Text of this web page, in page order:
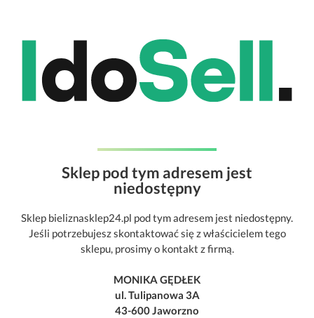
Sklep pod tym adresem jest
niedostępny
Sklep bieliznasklep24.pl pod tym adresem jest niedostępny.
Jeśli potrzebujesz skontaktować się z właścicielem tego
sklepu, prosimy o kontakt z firmą.
MONIKA GĘDŁEK
ul. Tulipanowa 3A
43-600 Jaworzno